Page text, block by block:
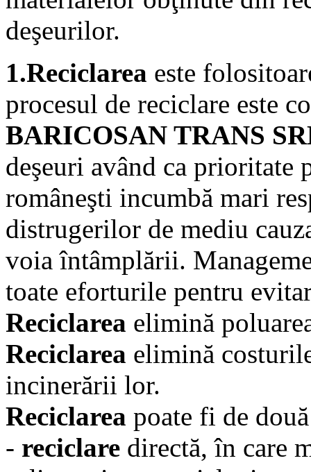
deşeurilor.
1.Reciclarea este
procesul de reciclare este
BARICOSAN TRANS
deşeuri având ca
româneşti incumbă mari
distrugerilor de mediu
voia întâmplării.
toate eforturile pentru
Reciclarea elimină
Reciclarea elimină
incinerării lor.
Reciclarea poate fi de
- reciclare directă, în care